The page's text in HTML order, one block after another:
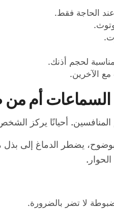
الحاجة فقط.
لحجم أذنك.
الآخرين.
أم من
أحيانًا يركز
يضطر الدماغ إلى
لا تضر بالضرورة.